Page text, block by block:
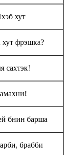
хут
фрэшка?
сахтэк!
бнин барша
брабби